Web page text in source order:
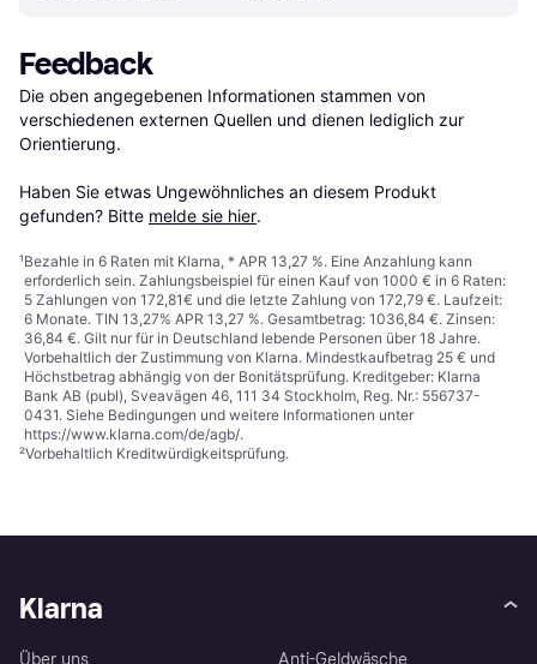
Feedback
Die oben angegebenen Informationen stammen von
verschiedenen externen Quellen und dienen lediglich zur
Orientierung.
Haben Sie etwas Ungewöhnliches an diesem Produkt
gefunden? Bitte melde sie hier.
¹Bezahle in 6 Raten mit Klarna, * APR 13,27 %. Eine Anzahlung kann
erforderlich sein. Zahlungsbeispiel für einen Kauf von 1000 € in 6 Raten:
5 Zahlungen von 172,81€ und die letzte Zahlung von 172,79 €. Laufzeit:
6 Monate. TIN 13,27% APR 13,27 %. Gesamtbetrag: 1036,84 €. Zinsen:
36,84 €. Gilt nur für in Deutschland lebende Personen über 18 Jahre.
Vorbehaltlich der Zustimmung von Klarna. Mindestkaufbetrag 25 € und
Höchstbetrag abhängig von der Bonitätsprüfung. Kreditgeber: Klarna
Bank AB (publ), Sveavägen 46, 111 34 Stockholm, Reg. Nr.: 556737-
0431. Siehe Bedingungen und weitere Informationen unter
https://www.klarna.com/de/agb/.
²Vorbehaltlich Kreditwürdigkeitsprüfung.
Klarna
Über uns
Anti-Geldwäsche